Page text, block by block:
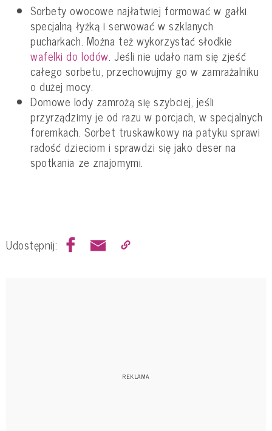
Sorbety owocowe najłatwiej formować w gałki
specjalną łyżką i serwować w szklanych
pucharkach. Można też wykorzystać słodkie
wafelki do lodów. Jeśli nie udało nam się zjeść
całego sorbetu, przechowujmy go w zamrażalniku
o dużej mocy.
Domowe lody zamrożą się szybciej, jeśli
przyrządzimy je od razu w porcjach, w specjalnych
foremkach. Sorbet truskawkowy na patyku sprawi
radość dzieciom i sprawdzi się jako deser na
spotkania ze znajomymi.
Udostępnij: